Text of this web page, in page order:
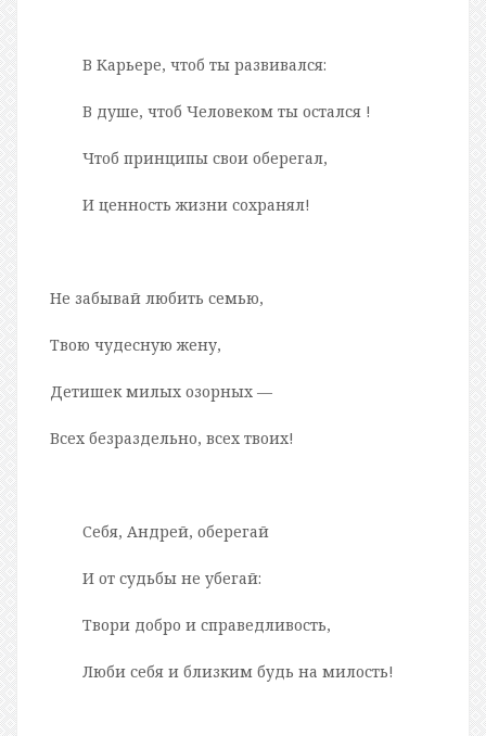
В Карьере, чтоб ты развивался:
В душе, чтоб Человеком ты остался !
Чтоб принципы свои оберегал,
И ценность жизни сохранял!
Не забывай любить семью,
Твою чудесную жену,
Детишек милых озорных —
Всех безраздельно, всех твоих!
Себя, Андрей, оберегай
И от судьбы не убегай:
Твори добро и справедливость,
Люби себя и близким будь на милость!